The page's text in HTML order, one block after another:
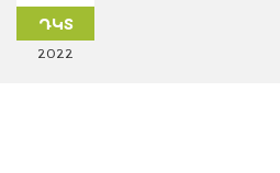
ԴԿՏ
2022